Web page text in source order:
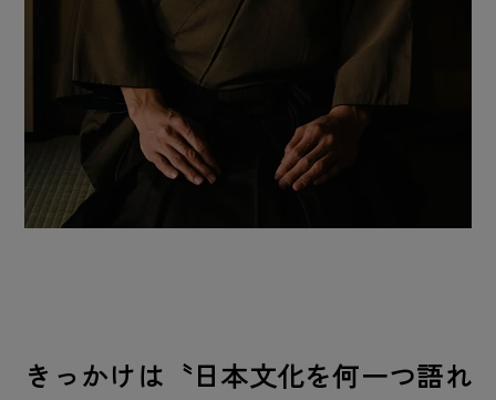
きっかけは〝日本文化を何一つ語れ